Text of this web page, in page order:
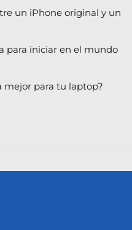
un iPhone original y un
para iniciar en el mundo
mejor para tu laptop?